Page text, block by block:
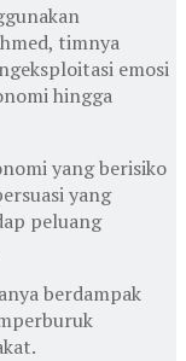
timnya
emosi
hingga
yang berisiko
yang
peluang
berdampak